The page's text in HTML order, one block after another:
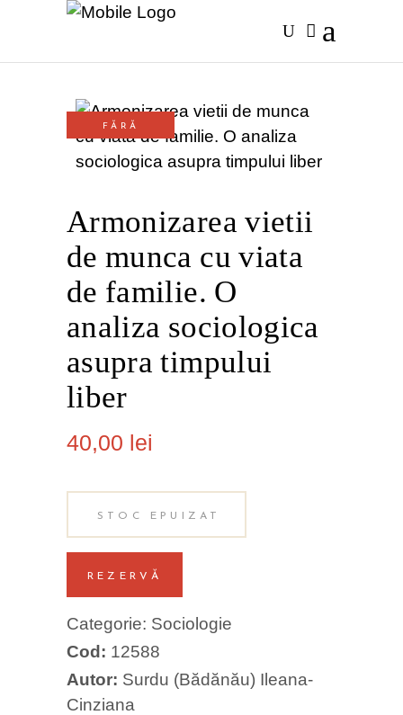
FĂRĂ
STOC
Armonizarea vietii
de munca cu viata
de familie. O
analiza sociologica
asupra timpului
liber
40,00 lei
STOC EPUIZAT
REZERVĂ
Categorie: Sociologie
Cod: 12588
Autor: Surdu (Bădănău) Ileana-
Cinziana